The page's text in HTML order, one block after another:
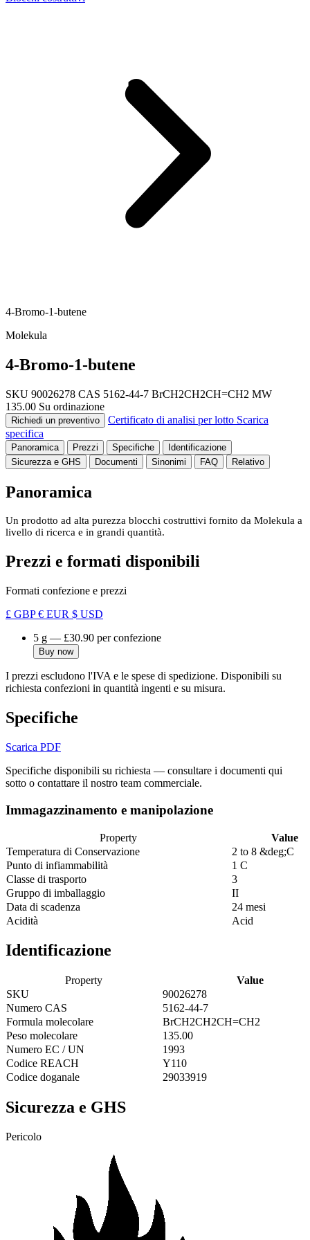
4-Bromo-1-butene
Molekula
4-Bromo-1-butene
SKU 90026278 CAS 5162-44-7 BrCH2CH2CH=CH2 MW
135.00 Su ordinazione
Richiedi un preventivo Certificato di analisi per lotto Scarica
specifica
Panoramica Prezzi Specifiche
Identificazione
Sicurezza e GHS
Documenti Sinonimi FAQ Relativo
Panoramica
Un prodotto ad alta purezza blocchi costruttivi fornito da Molekula a
livello di ricerca e in grandi quantità.
Prezzi e formati disponibili
Formati confezione e prezzi
£ GBP€ EUR $ USD
5 g — £30.90 per confezione
Buy now
I prezzi escludono l'IVA e le spese di spedizione. Disponibili su
richiesta confezioni in quantità ingenti e su misura.
Specifiche
Scarica PDF
Specifiche disponibili su richiesta — consultare i documenti qui
sotto o contattare il nostro team commerciale.
Immagazzinamento e manipolazione
Property
Value
Temperatura di Conservazione
2 to 8 &deg;C
Punto di infiammabilità
1 C
Classe di trasporto
3
Gruppo di imballaggio
II
Data di scadenza
24 mesi
Acidità
Acid
Identificazione
Property
Value
SKU
90026278
Numero CAS
5162-44-7
Formula molecolare
BrCH2CH2CH=CH2
Peso molecolare
135.00
Numero EC / UN
1993
Codice REACH
Y110
Codice doganale
29033919
Sicurezza e GHS
Pericolo